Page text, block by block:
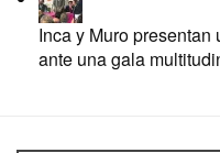
Inca y Muro
ante una gala